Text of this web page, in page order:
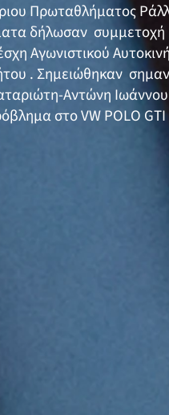
Πρωταθλήματος
δήλωσαν συμμετοχή
Αγωνιστικού
. Σημειώθηκαν
Αντώνη Ιωάννου
στο VW POLO GTI